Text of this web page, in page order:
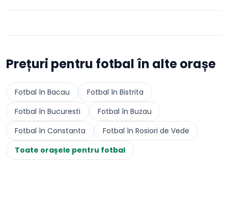
Prețuri pentru fotbal în alte orașe
Fotbal în Bacau Fotbal în Bistrita
Fotbal în Bucuresti Fotbal în Buzau
Fotbal în Constanta Fotbal în Rosiori de Vede
Toate orașele pentru fotbal